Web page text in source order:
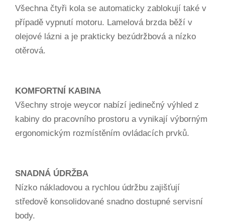
Všechna čtyři kola se automaticky zablokují také v
případě vypnutí motoru. Lamelová brzda běží v
olejové lázni a je prakticky bezúdržbová a nízko
otěrová.
KOMFORTNÍ KABINA
Všechny stroje weycor nabízí jedinečný výhled z
kabiny do pracovního prostoru a vynikají výborným
ergonomickým rozmístěním ovládacích prvků.
SNADNÁ ÚDRŽBA
Nízko nákladovou a rychlou údržbu zajišťují
středově konsolidované snadno dostupné servisní
body.